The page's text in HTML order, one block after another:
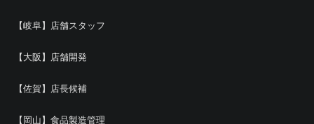
【岐阜】店舗スタッフ
【大阪】店舗開発
【佐賀】店長候補
【岡山】食品製造管理